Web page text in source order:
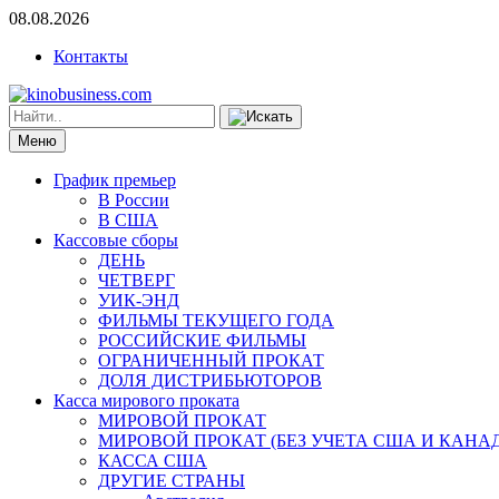
08.08.2026
Контакты
Меню
График премьер
В России
В США
Кассовые сборы
ДЕНЬ
ЧЕТВЕРГ
УИК-ЭНД
ФИЛЬМЫ ТЕКУЩЕГО ГОДА
РОССИЙСКИЕ ФИЛЬМЫ
ОГРАНИЧЕННЫЙ ПРОКАТ
ДОЛЯ ДИСТРИБЬЮТОРОВ
Касса мирового проката
МИРОВОЙ ПРОКАТ
МИРОВОЙ ПРОКАТ (БЕЗ УЧЕТА США И
КАССА США
ДРУГИЕ СТРАНЫ